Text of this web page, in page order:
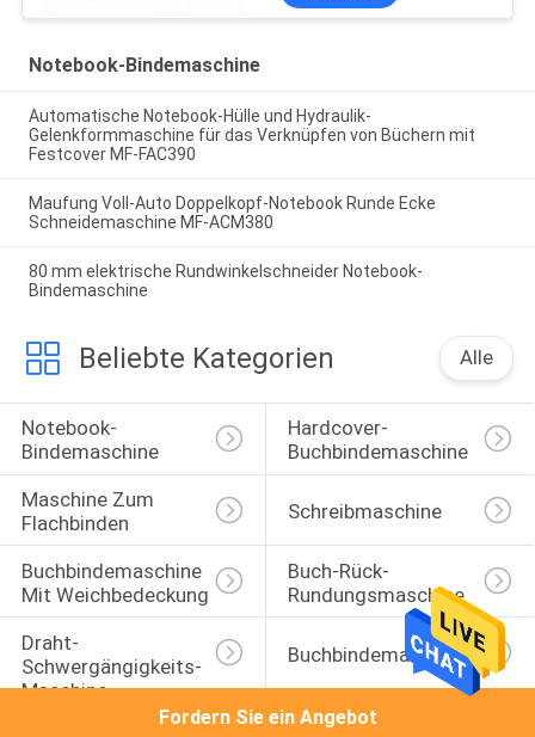
Notebook-Bindemaschine
Automatische Notebook-Hülle und Hydraulik-
Gelenkformmaschine für das Verknüpfen von Büchern mit
Festcover MF-FAC390
Maufung Voll-Auto Doppelkopf-Notebook Runde Ecke
Schneidemaschine MF-ACM380
80 mm elektrische Rundwinkelschneider Notebook-
Bindemaschine
Beliebte Kategorien Alle
Notebook-
Bindemaschine
Hardcover-
Buchbindemaschine
Maschine Zum
Flachbinden
Schreibmaschine
Buchbindemaschine
Mit Weichbedeckung
Buch-Rück-
Rundungsmaschine
Draht-
Schwergängigkeits-
Maschine
Buchbindemaschine
Fordern Sie ein Angebot